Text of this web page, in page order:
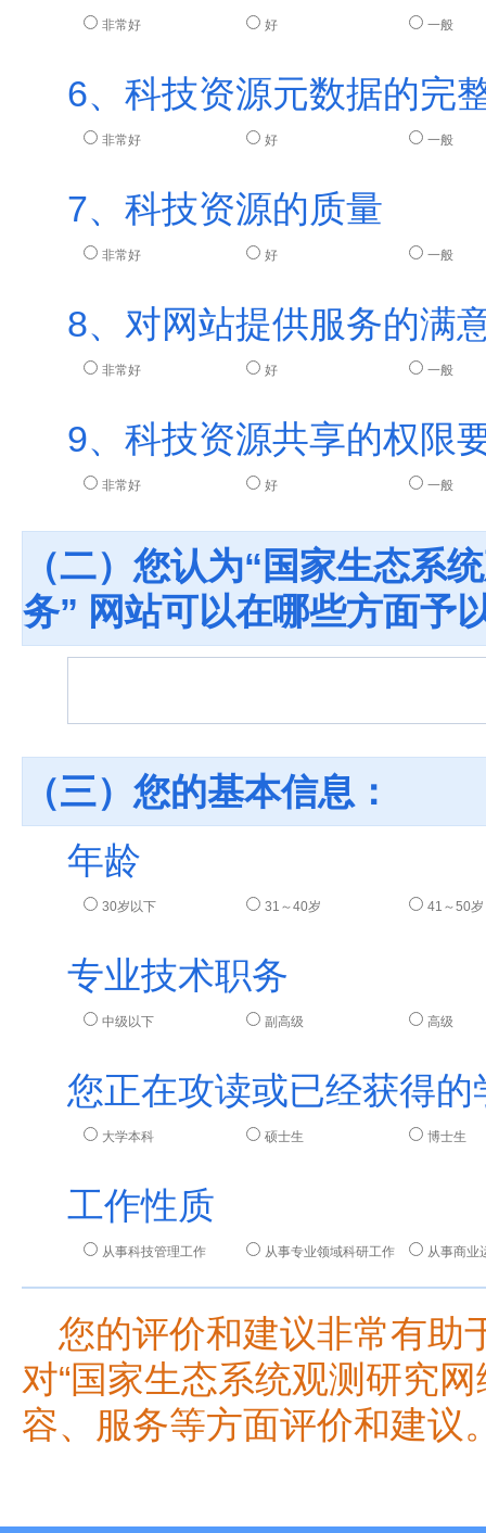
非常好 好 一般
6、科技资源元数据的完
非常好 好 一般
7、科技资源的质量
非常好 好 一般
8、对网站提供服务的满
非常好 好 一般
9、科技资源共享的权限
非常好 好 一般
（二）您认为“国家生态系
务” 网站可以在哪些方面予
（三）您的基本信息：
年龄
30岁以下 31～40岁 41～50岁
专业技术职务
中级以下 副高级 高级
您正在攻读或已经获得的
大学本科 硕士生 博士生
工作性质
从事科技管理工作 从事专业领域科研工作 从事商业
您的评价和建议非常有助
对“国家生态系统观测研究
容、服务等方面评价和建议